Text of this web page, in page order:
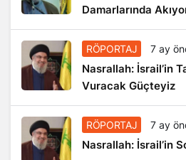
Damarlarında
RÖPORTAJ 7 ay
Nasrallah: İsrail’in
Vuracak Güçteyiz
RÖPORTAJ 7 ay
Nasrallah: İsrail’in